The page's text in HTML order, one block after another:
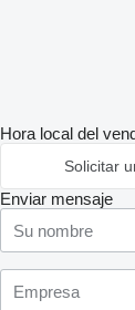
Hora local del
Solicitar
Enviar mensaje